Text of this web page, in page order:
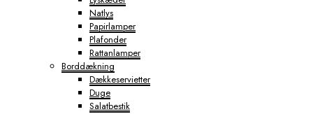
Natlys
Papirlamper
Plafonder
Rattanlamper
Borddækning
Dækkeservietter
Duge
Salatbestik